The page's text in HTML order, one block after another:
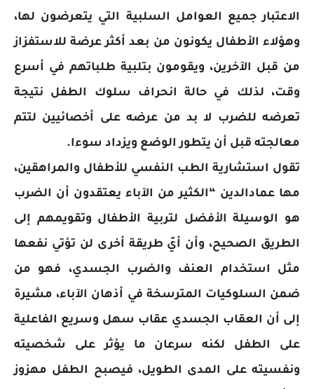
الاعتبار جميع العوامل السلبية التي يتعرضون لها،
وهؤلاء الأطفال يكونون من بعد أكثر عرضة للاستفزاز
من قبل الآخرين، ويقومون بتلبية طلباتهم في أسرع
وقت، لذلك في حالة انحراف سلوك الطفل نتيجة
تعرضه للضرب لا بد من عرضه على أخصائيين لتتم
معالجته قبل أن يتطور الوضع ويزداد سوءا.
تقول استشارية الطب النفسي للأطفال والمراهقين،
مها عمادالدين “الكثير من الآباء يعتقدون أن الضرب
هو الوسيلة الأفضل لتربية الأطفال وتقويمهم إلى
الطريق الصحيح، وأن أيّ طريقة أخرى لن تؤتي نفعها
مثل استخدام العنف والضرب الجسدي، فهو من
ضمن السلوكيات المترسخة في أذهان الآباء، مشيرة
إلى أن العقاب الجسدي عقاب سهل وسريع الفاعلية
على الطفل لكنه سرعان ما يؤثر على شخصيته
ونفسيته على المدى الطويل، فيصبح الطفل مهزوز